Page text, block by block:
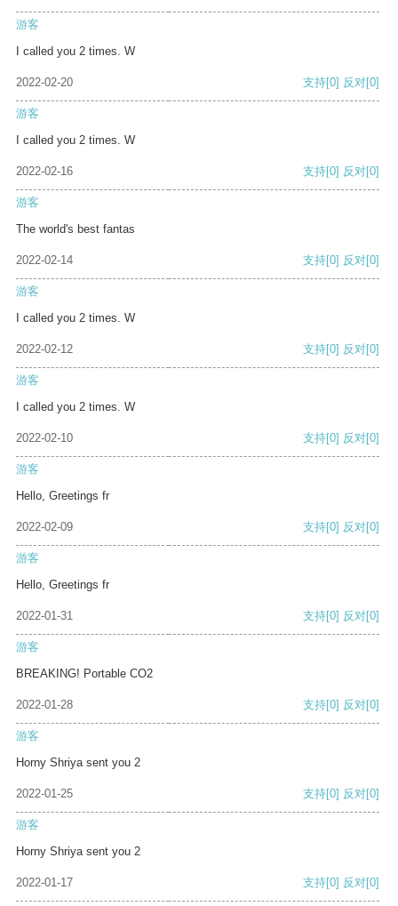
游客
I called you 2 times. W
2022-02-20 支持[0] 反对[0]
游客
I called you 2 times. W
2022-02-16 支持[0] 反对[0]
游客
The world's best fantas
2022-02-14 支持[0] 反对[0]
游客
I called you 2 times. W
2022-02-12 支持[0] 反对[0]
游客
I called you 2 times. W
2022-02-10 支持[0] 反对[0]
游客
Hello, Greetings fr
2022-02-09 支持[0] 反对[0]
游客
Hello, Greetings fr
2022-01-31 支持[0] 反对[0]
游客
BREAKING! Portable CO2
2022-01-28 支持[0] 反对[0]
游客
Horny Shriya sent you 2
2022-01-25 支持[0] 反对[0]
游客
Horny Shriya sent you 2
2022-01-17 支持[0] 反对[0]